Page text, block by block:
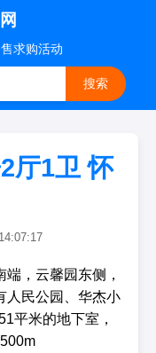
求购活动
搜索
厅1卫 怀
，云馨园东侧，
人民公园、华杰小
平米的地下室，